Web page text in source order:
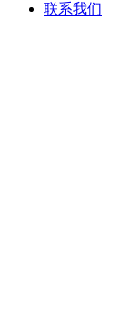
联系我们